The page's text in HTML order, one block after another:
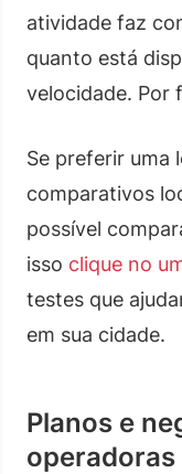
atividade faz
quanto está
velocidade. Por
Se preferir uma
comparativos
possível
isso clique no
testes que
em sua cidade.
Planos e
operadoras